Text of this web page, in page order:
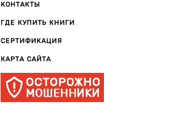
КОНТАКТЫ
ГДЕ КУПИТЬ КНИГИ
СЕРТИФИКАЦИЯ
КАРТА САЙТА